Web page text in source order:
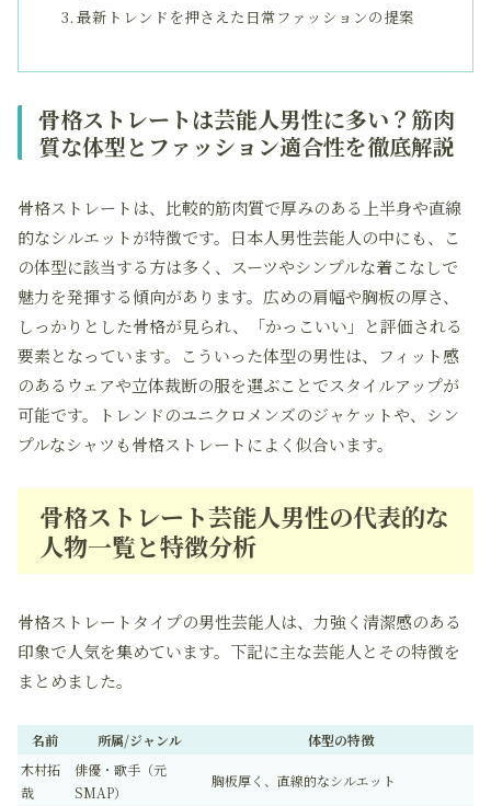
最新トレンドを押さえた日常ファッションの提案
骨格ストレートは芸能人男性に多い？筋肉
質な体型とファッション適合性を徹底解説
骨格ストレートは、比較的筋肉質で厚みのある上半身や直線
的なシルエットが特徴です。日本人男性芸能人の中にも、こ
の体型に該当する方は多く、スーツやシンプルな着こなしで
魅力を発揮する傾向があります。広めの肩幅や胸板の厚さ、
しっかりとした骨格が見られ、「かっこいい」と評価される
要素となっています。こういった体型の男性は、フィット感
のあるウェアや立体裁断の服を選ぶことでスタイルアップが
可能です。トレンドのユニクロメンズのジャケットや、シン
プルなシャツも骨格ストレートによく似合います。
骨格ストレート芸能人男性の代表的な
人物一覧と特徴分析
骨格ストレートタイプの男性芸能人は、力強く清潔感のある
印象で人気を集めています。下記に主な芸能人とその特徴を
まとめました。
名前 所属/ジャンル
体型の特徴
木村拓
哉
俳優・歌手（元
SMAP）
胸板厚く、直線的なシルエット